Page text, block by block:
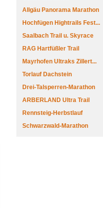
Allgäu Panorama Marathon
Hochfügen Hightrails Fest...
Saalbach Trail u. Skyrace
RAG Hartfüßler Trail
Mayrhofen Ultraks Zillert...
Torlauf Dachstein
Drei-Talsperren-Marathon
ARBERLAND Ultra Trail
Rennsteig-Herbstlauf
Schwarzwald-Marathon